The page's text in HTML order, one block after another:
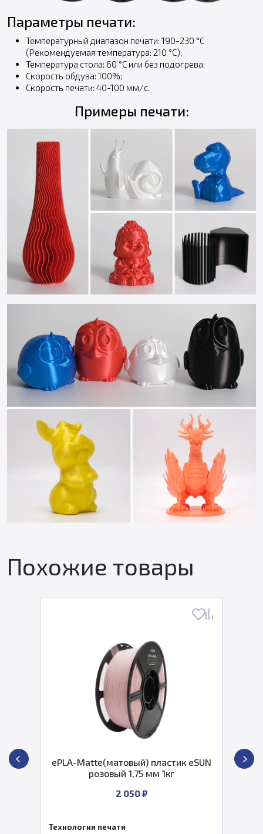
Параметры печати:
Температурный диапазон печати: 190-230 °С
(Рекомендуемая температура: 210 °С);
Температура стола: 60 °С или без подогрева;
Скорость обдува: 100%;
Скорость печати: 40-100 мм/с.
Примеры печати:
Похожие товары
ePLA-Matte(матовый) пластик eSUN
розовый 1,75 мм 1кг
2 050 ₽
Технология печати